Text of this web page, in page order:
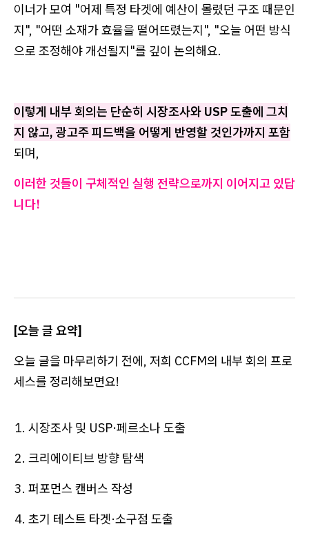
이너가 모여 "어제 특정 타겟에 예산이 몰렸던 구조 때문인
지", "어떤 소재가 효율을 떨어뜨렸는지", "오늘 어떤 방식
으로 조정해야 개선될지"를 깊이 논의해요.
이렇게 내부 회의는 단순히 시장조사와 USP 도출에 그치
지 않고, 광고주 피드백을 어떻게 반영할 것인가까지 포함
되며,
이러한 것들이 구체적인 실행 전략으로까지 이어지고 있답
니다!
[오늘 글 요약]
오늘 글을 마무리하기 전에, 저희 CCFM의 내부 회의 프로
세스를 정리해보면요!
1. 시장조사 및 USP·페르소나 도출
2. 크리에이티브 방향 탐색
3. 퍼포먼스 캔버스 작성
4. 초기 테스트 타겟·소구점 도출